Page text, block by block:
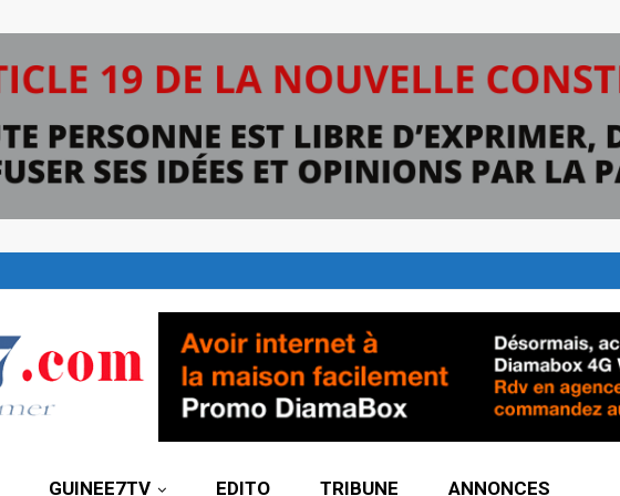
GUINEE7TV EDITO TRIBUNE ANNONCES